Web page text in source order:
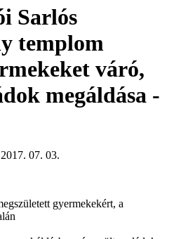
Sarlós
templom
váró,
megáldása -
07. 03.
gyermekekért, a